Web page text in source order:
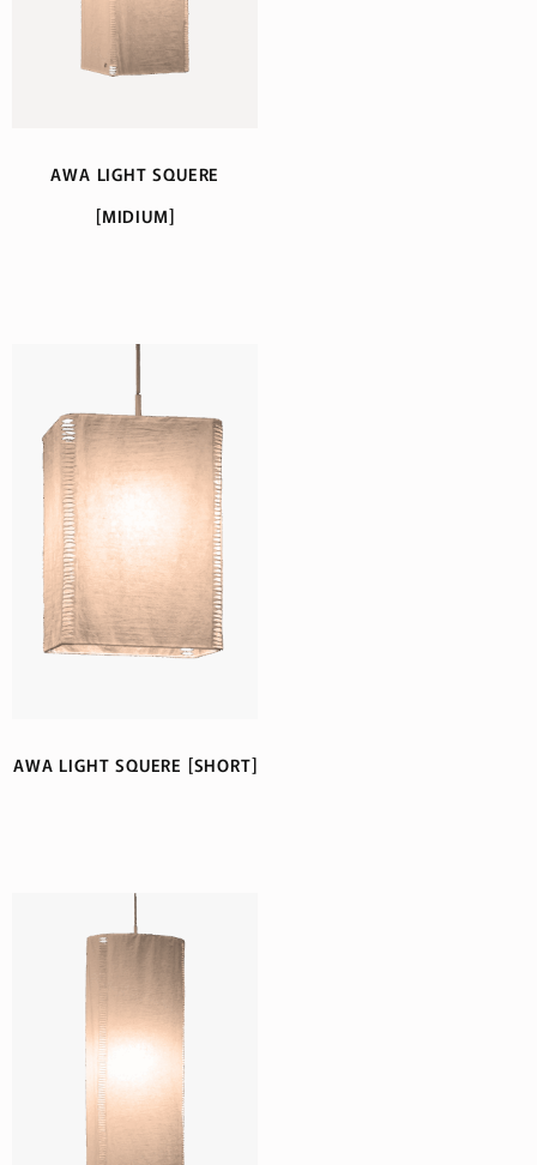
AWA LIGHT SQUERE
[MIDIUM]
AWA LIGHT SQUERE [SHORT]